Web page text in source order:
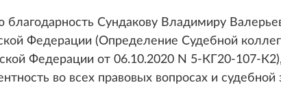
Сундакову Владимиру
Федерации (Определение Судебной
Федерации от 06.10.2020 N 5-КГ20-107-
во всех правовых вопросах и